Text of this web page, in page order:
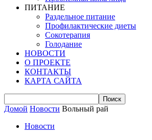
ПИТАНИЕ
Раздельное питание
Профилактические диеты
Сокотерапия
Голодание
НОВОСТИ
О ПРОЕКТЕ
КОНТАКТЫ
КАРТА САЙТА
Домой Новости Вольный рай
Новости